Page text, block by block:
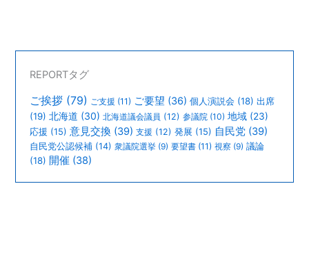
REPORTタグ
ご挨拶 (79) ご支援 (11) ご要望 (36) 個人演説会 (18) 出席
(19) 北海道 (30) 北海道議会議員 (12) 参議院 (10) 地域 (23)
応援 (15) 意見交換 (39) 支援 (12) 発展 (15) 自民党 (39)
自民党公認候補 (14) 衆議院選挙 (9) 要望書 (11) 視察 (9) 議論
(18) 開催 (38)